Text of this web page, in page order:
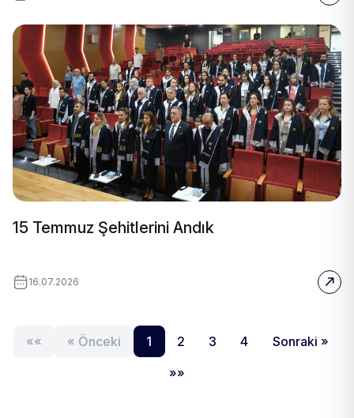
15 Temmuz Şehitlerini Andık
16.07.2026
«« « Önceki 1 2 3 4
Sonraki »
»»